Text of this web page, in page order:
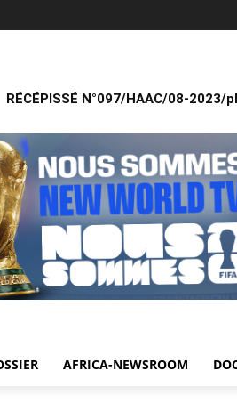
RÉCÉPISSÉ N°097/HAAC/08-2023/
AFRICA-NEWSROOM